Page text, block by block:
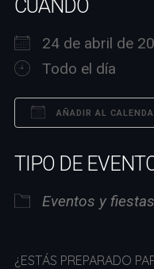
CUÁNDO
24 de abril de
Todo el día
AÑADIR AL
TIPO DE
Eventos y fiestas
¿ESTÁS PREPARADO